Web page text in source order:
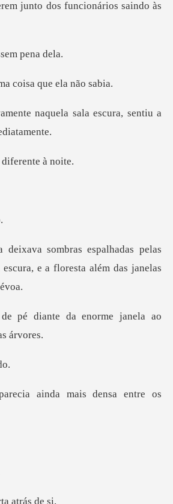
junto do
coisa qu
ela sala escura, sentiu a
difer
s pelas
escura, e a flore
nte da enorme janela ao
ecia ainda mais den